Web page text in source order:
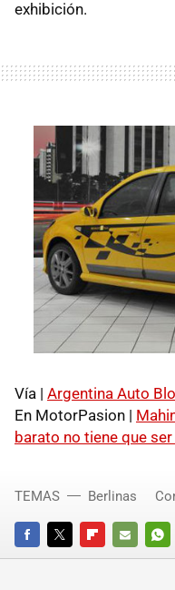
exhibición.
Vía | Argentina Auto
En MotorPasion |
barato no tiene que
FACEBOOKTWITTERFLIPBOARD
E-
TEMAS Berlinas